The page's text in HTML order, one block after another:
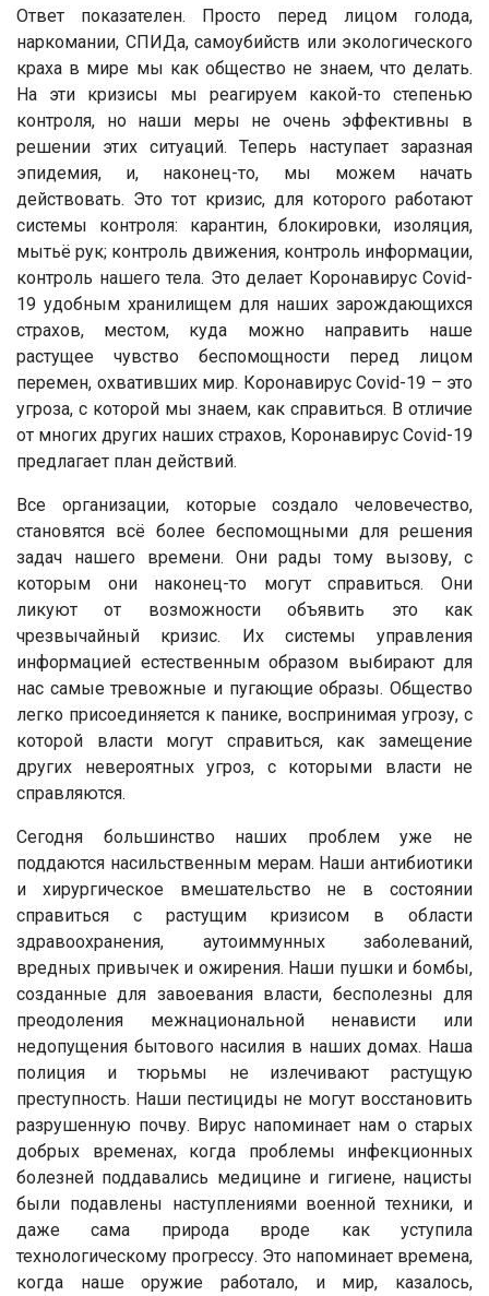
Ответ показателен. Просто перед лицом голода,
наркомании, СПИДа, самоубийств или экологического
краха в мире мы как общество не знаем, что делать.
На эти кризисы мы реагируем какой-то степенью
контроля, но наши меры не очень эффективны в
решении этих ситуаций. Теперь наступает заразная
эпидемия, и, наконец-то, мы можем начать
действовать. Это тот кризис, для которого работают
системы контроля: карантин, блокировки, изоляция,
мытьё рук; контроль движения, контроль информации,
контроль нашего тела. Это делает Коронавирус Covid-
19 удобным хранилищем для наших зарождающихся
страхов, местом, куда можно направить наше
растущее чувство беспомощности перед лицом
перемен, охвативших мир. Коронавирус Covid-19 – это
угроза, с которой мы знаем, как справиться. В отличие
от многих других наших страхов, Коронавирус Covid-19
предлагает план действий.
Все организации, которые создало человечество,
становятся всё более беспомощными для решения
задач нашего времени. Они рады тому вызову, с
которым они наконец-то могут справиться. Они
ликуют от возможности объявить это как
чрезвычайный кризис. Их системы управления
информацией естественным образом выбирают для
нас самые тревожные и пугающие образы. Общество
легко присоединяется к панике, воспринимая угрозу, с
которой власти могут справиться, как замещение
других невероятных угроз, с которыми власти не
справляются.
Сегодня большинство наших проблем уже не
поддаются насильственным мерам. Наши антибиотики
и хирургическое вмешательство не в состоянии
справиться с растущим кризисом в области
здравоохранения, аутоиммунных заболеваний,
вредных привычек и ожирения. Наши пушки и бомбы,
созданные для завоевания власти, бесполезны для
преодоления межнациональной ненависти или
недопущения бытового насилия в наших домах. Наша
полиция и тюрьмы не излечивают растущую
преступность. Наши пестициды не могут восстановить
разрушенную почву. Вирус напоминает нам о старых
добрых временах, когда проблемы инфекционных
болезней поддавались медицине и гигиене, нацисты
были подавлены наступлениями военной техники, и
даже сама природа вроде как уступила
технологическому прогрессу. Это напоминает времена,
когда наше оружие работало, и мир, казалось,